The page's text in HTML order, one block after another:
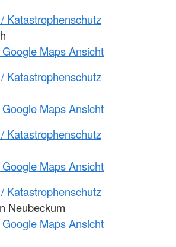
Katastrophenschutz
Maps Ansicht
Katastrophenschutz
Maps Ansicht
Katastrophenschutz
Maps Ansicht
Katastrophenschutz
Neubeckum
Maps Ansicht